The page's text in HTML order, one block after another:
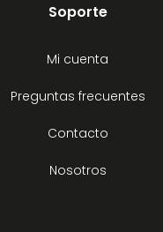
Soporte
Mi cuenta
Preguntas frecuentes
Contacto
Nosotros